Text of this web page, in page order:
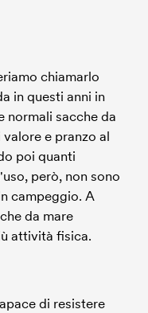
chiamarlo
in questi anni in
normali sacche da
e pranzo al
poi quanti
però, non sono
campeggio. A
da mare
attività fisica.
di resistere